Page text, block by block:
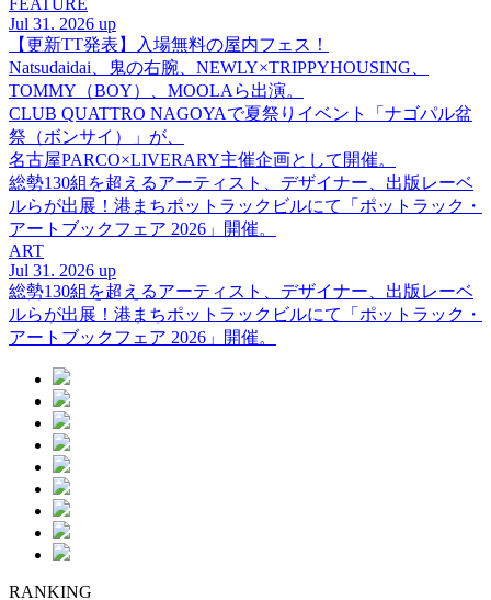
FEATURE
Jul 31. 2026 up
【更新TT発表】入場無料の屋内フェス！
Natsudaidai、鬼の右腕、NEWLY×TRIPPYHOUSING、
TOMMY（BOY）、MOOLAら出演。
CLUB QUATTRO NAGOYAで夏祭りイベント「ナゴパル盆
祭（ボンサイ）」が、
名古屋PARCO×LIVERARY主催企画として開催。
総勢130組を超えるアーティスト、デザイナー、出版レーベ
ルらが出展！港まちポットラックビルにて「ポットラック・
アートブックフェア 2026」開催。
ART
Jul 31. 2026 up
総勢130組を超えるアーティスト、デザイナー、出版レーベ
ルらが出展！港まちポットラックビルにて「ポットラック・
アートブックフェア 2026」開催。
RANKING